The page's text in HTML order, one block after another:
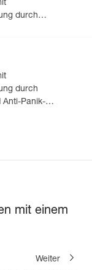
durch
durch
Anti-Panik-
mit einem
Weiter